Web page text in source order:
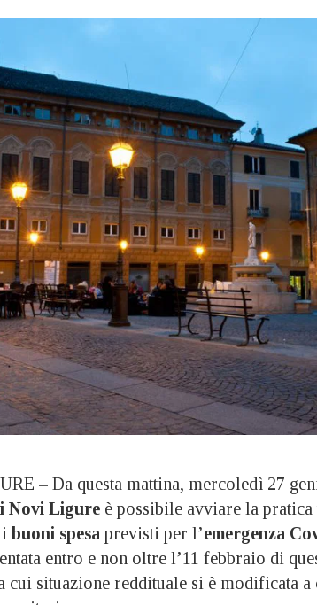
– Da questa mattina, mercoledì 27
Novi Ligure è possibile avviare la pratica
buoni spesa previsti per l’emergenza
entro e non oltre l’11 febbraio di
situazione reddituale si è modificata a